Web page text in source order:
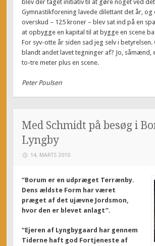
blev der taget initiativ til at gøre noget ved
Gymnastikforening lavede dilettant det år, og
overskud – 125 kroner – blev sat ind på en
at opbygge en kapital til at bygge en scene
For syv-otte år siden sad jeg selv i betyrelsen.
blandt andet lavet tegninger af? Jo, såmænd,
to-tre meter plus en scene.
Peter Poulsen
Med Schmidt på besøg i
Lyngby
14. MARTS 2010
“Borum er en udpræget Terrænby.
Dens ældste Form har været
præget af det ujævne Jordsmon,
hvor den er blevet anlagt”.
“Ejeren af Lyngbygaard har gennem
Tiderne haft god Fortjeneste af